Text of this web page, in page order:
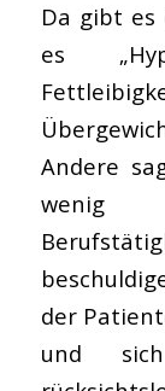
Da gibt es
es
Andere
wenig
der
und